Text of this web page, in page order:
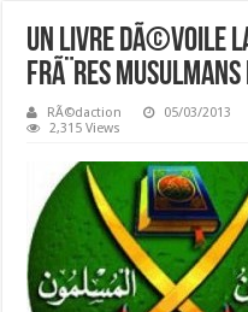
Un livre dÃ©voile
FrÃ¨res musulmans
RÃ©daction 05/03/2013
2,315 Views